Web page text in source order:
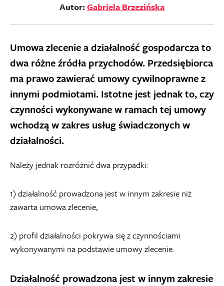
Autor:Gabriela Brzezińska
Umowa zlecenie a działalność gospodarcza to
dwa różne źródła przychodów. Przedsiębiorca
ma prawo zawierać umowy cywilnoprawne z
innymi podmiotami. Istotne jest jednak to, czy
czynności wykonywane w ramach tej umowy
wchodzą w zakres usług świadczonych w
działalności.
Należy jednak rozróżnić dwa przypadki:
1) działalność prowadzona jest w innym zakresie niż
zawarta umowa zlecenie,
2) profil działalności pokrywa się z czynnościami
wykonywanymi na podstawie umowy zlecenie.
Działalność prowadzona jest w innym zakresie